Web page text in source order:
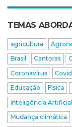
TEMAS
agricultura
Brasil
Cantoras
Coronavírus
Educação
Física
Inteligência Artificial
Mudança climática